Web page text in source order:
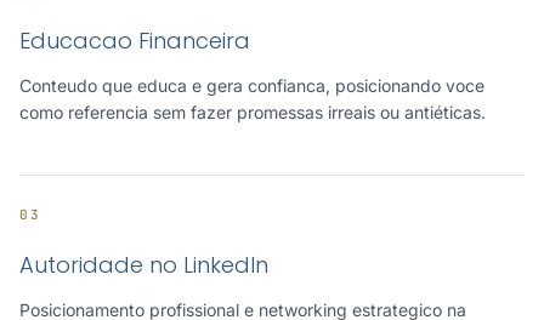
Educacao Financeira
Conteudo que educa e gera confianca, posicionando voce
como referencia sem fazer promessas irreais ou antiéticas.
03
Autoridade no LinkedIn
Posicionamento profissional e networking estrategico na